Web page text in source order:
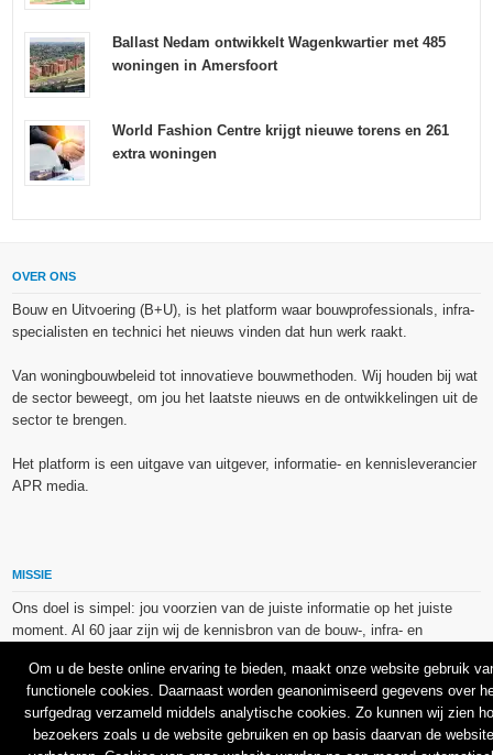
Ballast Nedam ontwikkelt Wagenkwartier met 485
woningen in Amersfoort
World Fashion Centre krijgt nieuwe torens en 261
extra woningen
OVER ONS
Bouw en Uitvoering (B+U), is het platform waar bouwprofessionals, infra-
specialisten en technici het nieuws vinden dat hun werk raakt.
Van woningbouwbeleid tot innovatieve bouwmethoden. Wij houden bij wat
de sector beweegt, om jou het laatste nieuws en de ontwikkelingen uit de
sector te brengen.
Het platform is een uitgave van uitgever, informatie- en kennisleverancier
APR media.
MISSIE
Ons doel is simpel: jou voorzien van de juiste informatie op het juiste
moment. Al 60 jaar zijn wij de kennisbron van de bouw-, infra- en
De op dit platform gebruikte afbeeldingen, illustraties en foto’s zijn ofwel
vrij van rechten verkregen via de bron van het betreffende bericht, of
binnen de aan APR media (groep) of BU media verschafte licentie(s) en
Om u de beste online ervaring te bieden, maakt onze website gebruik
functionele cookies. Daarnaast worden geanonimiseerd gegevens over
surfgedrag verzameld middels analytische cookies. Zo kunnen wij zien
bezoekers zoals u de website gebruiken en op basis daarvan de website